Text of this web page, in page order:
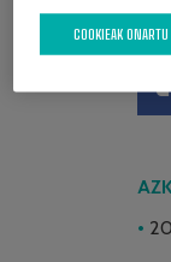
COOKIEAK ONARTU